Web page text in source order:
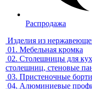
Распродажа
Изделия из
01. Мебельная кромка
02. Столешницы для
столешниц, стеновые
03. Пристеночные
04. Алюминиевые